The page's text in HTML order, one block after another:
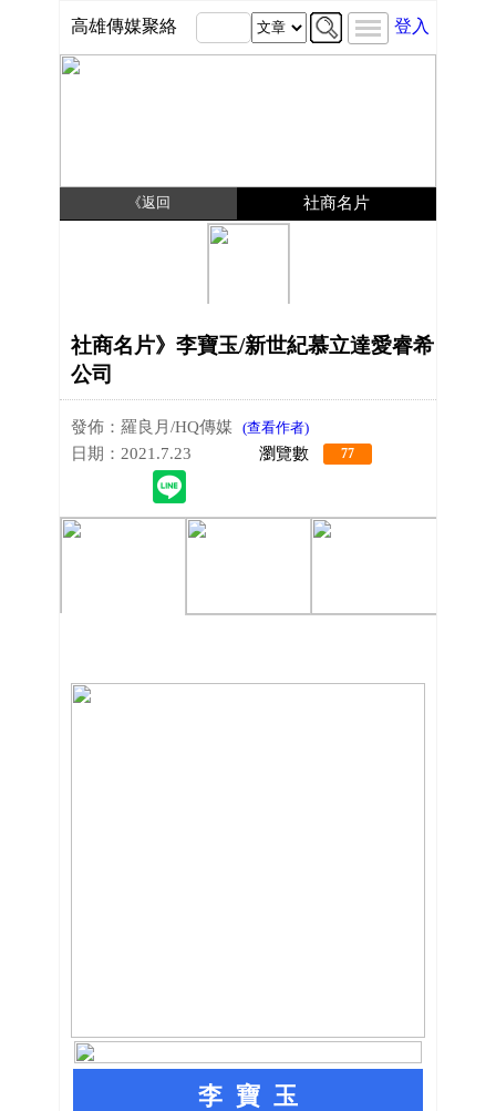
高雄傳媒聚絡 登入
《返回 社商名片
社商名片》李寶玉/新世紀慕立達愛睿希
公司
發佈：羅良月/HQ傳媒 (查看作者)
日期：2021.7.23 瀏覽數 77
李 寶 玉